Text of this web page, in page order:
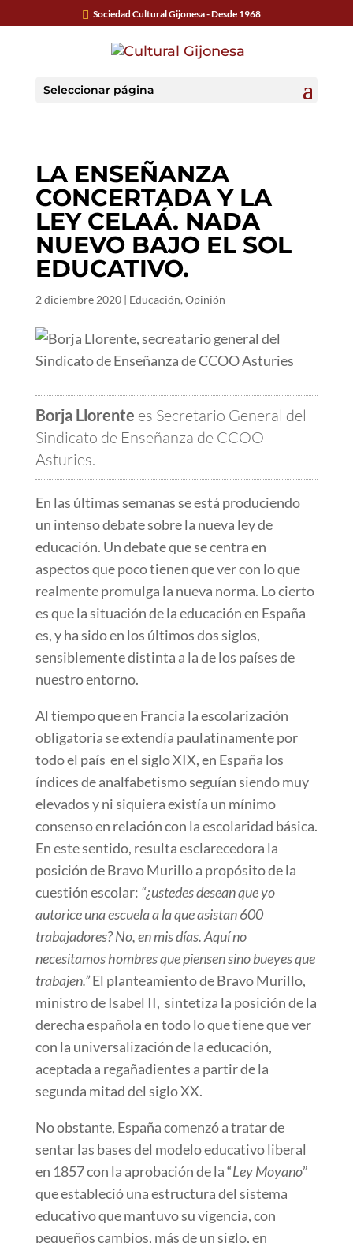
Sociedad Cultural Gijonesa - Desde 1968
Seleccionar página
LA ENSEÑANZA
CONCERTADA Y LA
LEY CELAÁ. NADA
NUEVO BAJO EL SOL
EDUCATIVO.
2 diciembre 2020| Educación, Opinión
Borja Llorente es Secretario General del
Sindicato de Enseñanza de CCOO
Asturies.
En las últimas semanas se está produciendo
un intenso debate sobre la nueva ley de
educación. Un debate que se centra en
aspectos que poco tienen que ver con lo que
realmente promulga la nueva norma. Lo cierto
es que la situación de la educación en España
es, y ha sido en los últimos dos siglos,
sensiblemente distinta a la de los países de
nuestro entorno.
Al tiempo que en Francia la escolarización
obligatoria se extendía paulatinamente por
todo el país en el siglo XIX, en España los
índices de analfabetismo seguían siendo muy
elevados y ni siquiera existía un mínimo
consenso en relación con la escolaridad básica.
En este sentido, resulta esclarecedora la
posición de Bravo Murillo a propósito de la
cuestión escolar: “¿ustedes desean que yo
autorice una escuela a la que asistan 600
trabajadores? No, en mis días. Aquí no
necesitamos hombres que piensen sino bueyes que
trabajen.”El planteamiento de Bravo Murillo,
ministro de Isabel II, sintetiza la posición de la
derecha española en todo lo que tiene que ver
con la universalización de la educación,
aceptada a regañadientes a partir de la
segunda mitad del siglo XX.
No obstante, España comenzó a tratar de
sentar las bases del modelo educativo liberal
en 1857 con la aprobación de la “Ley Moyano”
que estableció una estructura del sistema
educativo que mantuvo su vigencia, con
pequeños cambios, más de un siglo, en